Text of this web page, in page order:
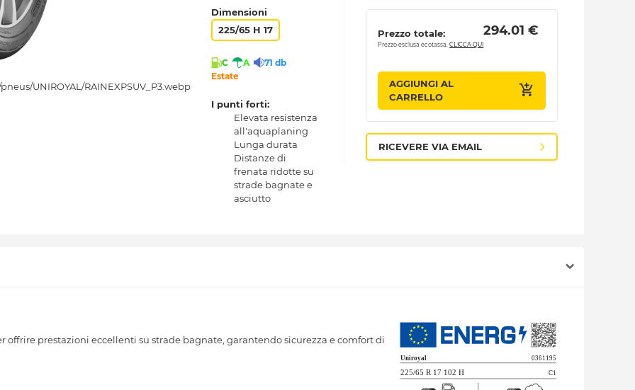
Dimensioni
225/65 H 17
C A
71 db
Estate
I punti forti:
Elevata resistenza
all'aquaplaning
Lunga durata
Distanze di
frenata ridotte su
strade bagnate e
asciutto
Prezzo totale: 294.01 €
Prezzo esclusa ecotassa.CLICCA QUI
AGGIUNGI AL
CARRELLO
RICEVERE VIA EMAIL
prestazioni eccellenti su strade bagnate, garantendo sicurezza e comfort di